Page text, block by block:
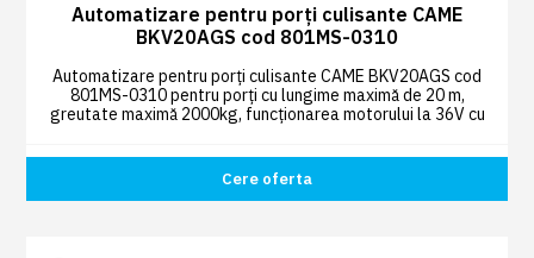
Automatizare pentru porți culisante CAME
BKV20AGS cod 801MS-0310
Automatizare pentru porți culisante CAME BKV20AGS cod
801MS-0310 pentru porți cu lungime maximă de 20 m,
greutate maximă 2000kg, funcționarea motorului la 36V cu
Cere oferta